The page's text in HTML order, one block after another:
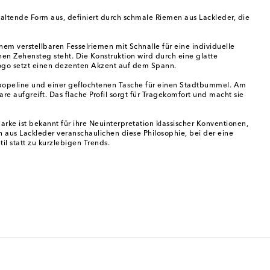
Form aus, definiert durch schmale Riemen aus Lackleder, die
verstellbaren Fesselriemen mit Schnalle für eine individuelle
Zehensteg steht. Die Konstruktion wird durch eine glatte
setzt einen dezenten Akzent auf dem Spann.
und einer geflochtenen Tasche für einen Stadtbummel. Am
aufgreift. Das flache Profil sorgt für Tragekomfort und macht sie
ist bekannt für ihre Neuinterpretation klassischer Konventionen,
Lackleder veranschaulichen diese Philosophie, bei der eine
statt zu kurzlebigen Trends.